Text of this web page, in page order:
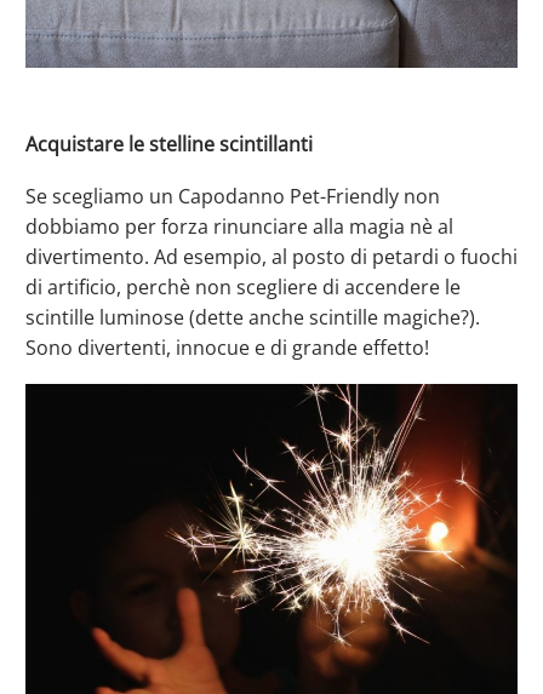
Acquistare le stelline scintillanti
Se scegliamo un Capodanno Pet-Friendly non
dobbiamo per forza rinunciare alla magia nè al
divertimento. Ad esempio, al posto di petardi o fuochi
di artificio, perchè non scegliere di accendere le
scintille luminose (dette anche scintille magiche?).
Sono divertenti, innocue e di grande effetto!